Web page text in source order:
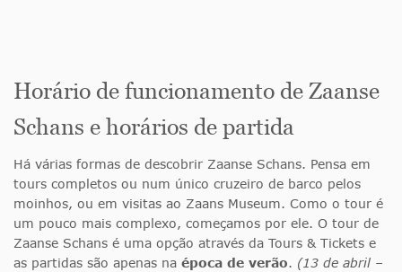
Horário de funcionamento de Zaanse
Schans e horários de partida
Há várias formas de descobrir Zaanse Schans. Pensa em
tours completos ou num único cruzeiro de barco pelos
moinhos, ou em visitas ao Zaans Museum. Como o tour é
um pouco mais complexo, começamos por ele. O tour de
Zaanse Schans é uma opção através da Tours & Tickets e
as partidas são apenas na época de verão. (13 de abril –